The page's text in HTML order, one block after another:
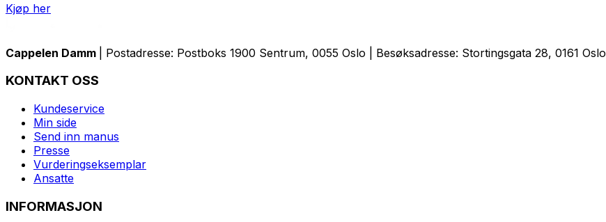
Kjøp her
Cappelen Damm | Postadresse: Postboks 1900 Sentrum, 0055 Oslo | Besøksadresse: Stortingsgata 28, 0161 Oslo
KONTAKT OSS
Kundeservice
Min side
Send inn manus
Presse
Vurderingseksemplar
Ansatte
INFORMASJON